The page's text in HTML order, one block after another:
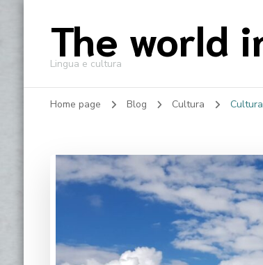
The world
Lingua e cultura
Home page Blog Cultura